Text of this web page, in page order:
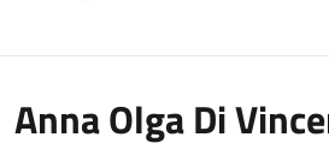
Anna Olga Di